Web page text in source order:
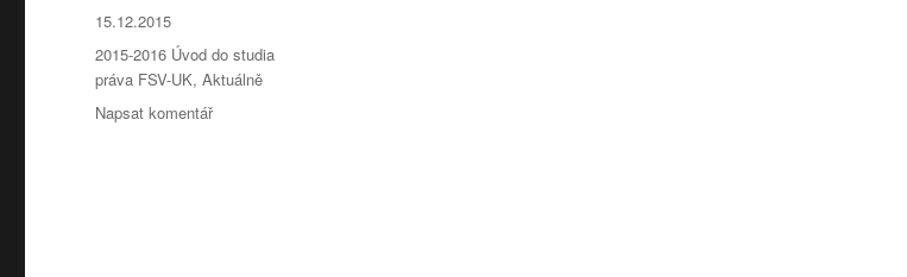
Publikováno:
15.12.2015
Rubriky:
2015-2016 Úvod do studia
práva FSV-UK,Aktuálně
Napsat komentářpro